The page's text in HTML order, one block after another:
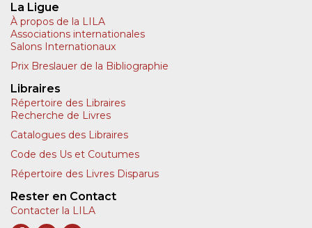
La Ligue
À propos de la LILA
Associations internationales
Salons Internationaux
Prix Breslauer de la Bibliographie
Libraires
Répertoire des Libraires
Recherche de Livres
Catalogues des Libraires
Code des Us et Coutumes
Répertoire des Livres Disparus
Rester en Contact
Contacter la LILA